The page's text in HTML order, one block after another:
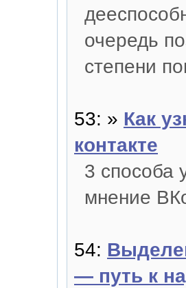
очередь
степени
53: » Как
контакте
3 способа
мнение
54:
— путь к